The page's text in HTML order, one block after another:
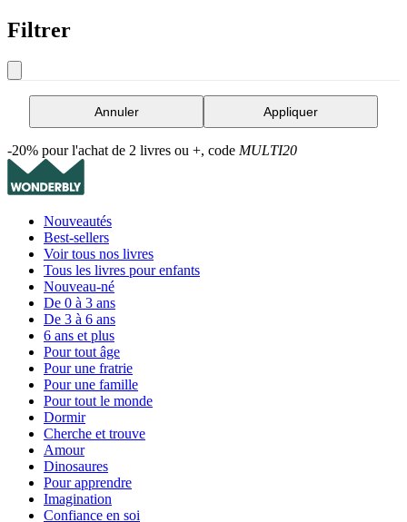
Filtrer
Annuler Appliquer
-20% pour l'achat de 2 livres ou +, code MULTI20
Nouveautés
Best-sellers
Voir tous nos livres
Tous les livres pour enfants
Nouveau-né
De 0 à 3 ans
De 3 à 6 ans
6 ans et plus
Pour tout âge
Pour une fratrie
Pour une famille
Pour tout le monde
Dormir
Cherche et trouve
Amour
Dinosaures
Pour apprendre
Imagination
Confiance en soi